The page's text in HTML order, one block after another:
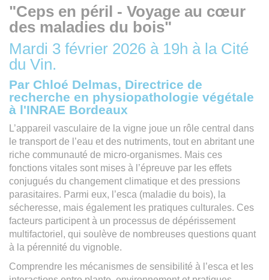
"Ceps en péril - Voyage au cœur
des maladies du bois"
Mardi 3 février 2026 à 19h à la Cité
du Vin.
Par Chloé Delmas, Directrice de
recherche en physiopathologie végétale
à l'INRAE Bordeaux
L’appareil vasculaire de la vigne joue un rôle central dans
le transport de l’eau et des nutriments, tout en abritant une
riche communauté de micro-organismes. Mais ces
fonctions vitales sont mises à l’épreuve par les effets
conjugués du changement climatique et des pressions
parasitaires. Parmi eux, l’esca (maladie du bois), la
sécheresse, mais également les pratiques culturales. Ces
facteurs participent à un processus de dépérissement
multifactoriel, qui soulève de nombreuses questions quant
à la pérennité du vignoble.
Comprendre les mécanismes de sensibilité à l’esca et les